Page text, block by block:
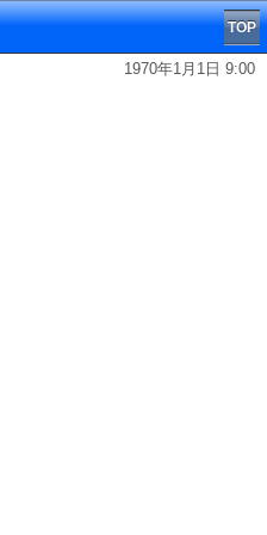
TOP
1970年1月1日 9:00